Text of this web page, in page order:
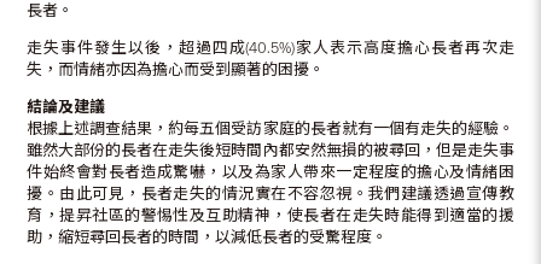
長者。
走失事件發生以後，超過四成(40.5%)家人表示高度擔心長者再次走
失，而情緒亦因為擔心而受到顯著的困擾。
結論及建議
根據上述調查結果，約每五個受訪家庭的長者就有一個有走失的經驗。
雖然大部份的長者在走失後短時間內都安然無損的被尋回，但是走失事
件始終會對長者造成驚嚇，以及為家人帶來一定程度的擔心及情緒困
擾。由此可見，長者走失的情況實在不容忽視。我們建議透過宣傳教
育，提昇社區的警惕性及互助精神，使長者在走失時能得到適當的援
助，縮短尋回長者的時間，以減低長者的受驚程度。